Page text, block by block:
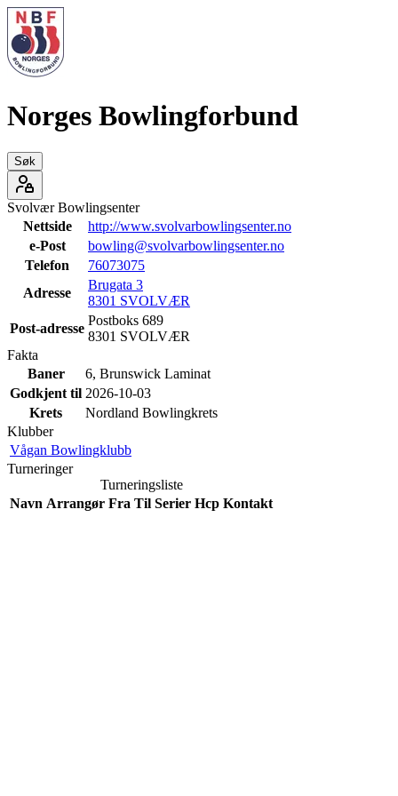
Norges Bowlingforbund
Søk
Svolvær Bowlingsenter
Nettside
http://www.svolvarbowlingsenter.no
e-Post
bowling@svolvarbowlingsenter.no
Telefon
76073075
Adresse
Brugata 3
8301 SVOLVÆR
Post-adresse
Postboks 689
8301 SVOLVÆR
Fakta
Baner
6, Brunswick Laminat
Godkjent til 2026-10-03
Krets
Nordland Bowlingkrets
Klubber
Vågan Bowlingklubb
Turneringer
Turneringsliste
Navn Arrangør Fra Til Serier Hcp Kontakt